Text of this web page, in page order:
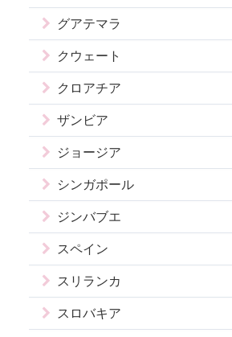
グアテマラ
クウェート
クロアチア
ザンビア
ジョージア
シンガポール
ジンバブエ
スペイン
スリランカ
スロバキア